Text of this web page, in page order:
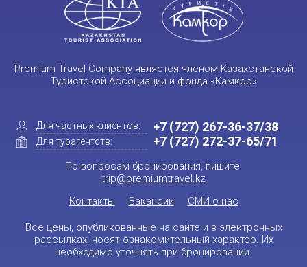
Premium Travel Company является членом Казахстанской
Туристской Ассоциации и фонда «Камкор»
Для частных клиентов:
Для турагентств:
+7 (727) 267-36-37/38
+7 (727) 272-37-65/71
По вопросам бронирования, пишите:
trip@premiumtravel.kz
Контакты
Вакансии СМИ о нас
Все цены, опубликованные на сайте и в электронных
рассылках, носят ознакомительный характер. Их
необходимо уточнять при бронировании.